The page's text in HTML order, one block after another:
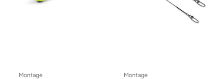
Montage Montage